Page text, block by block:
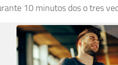
10 minutos dos o tres